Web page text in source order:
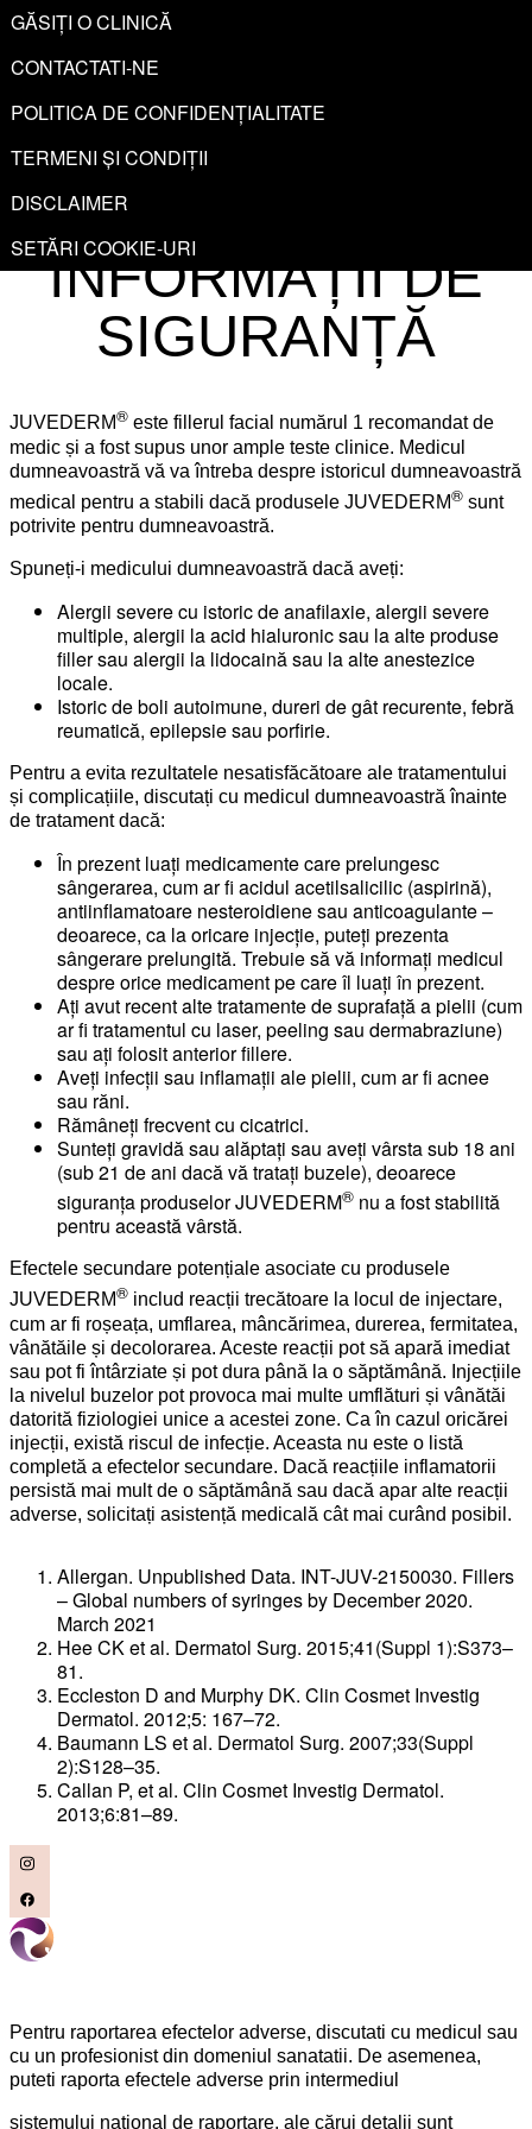
MENIU
Găsiți o clinică
JUVEDERM®
INFORMAȚII DE
SIGURANȚĂ
JUVEDERM® este fillerul facial numărul 1 recomandat de
medic și a fost supus unor ample teste clinice. Medicul
dumneavoastră vă va întreba despre istoricul dumneavoastră
medical pentru a stabili dacă produsele JUVEDERM® sunt
potrivite pentru dumneavoastră.
Spuneți-i medicului dumneavoastră dacă aveți:
Alergii severe cu istoric de anafilaxie, alergii severe
multiple, alergii la acid hialuronic sau la alte produse
filler sau alergii la lidocaină sau la alte anestezice
locale.
Istoric de boli autoimune, dureri de gât recurente, febră
reumatică, epilepsie sau porfirie.
Pentru a evita rezultatele nesatisfăcătoare ale tratamentului
și complicațiile, discutați cu medicul dumneavoastră înainte
de tratament dacă:
În prezent luați medicamente care prelungesc
sângerarea, cum ar fi acidul acetilsalicilic (aspirină),
antiinflamatoare nesteroidiene sau anticoagulante –
deoarece, ca la oricare injecție, puteți prezenta
sângerare prelungită. Trebuie să vă informați medicul
despre orice medicament pe care îl luați în prezent.
Ați avut recent alte tratamente de suprafață a pielii (cum
ar fi tratamentul cu laser, peeling sau dermabraziune)
sau ați folosit anterior fillere.
Aveți infecții sau inflamații ale pielii, cum ar fi acnee
sau răni.
Rămâneți frecvent cu cicatrici.
Sunteți gravidă sau alăptați sau aveți vârsta sub 18 ani
(sub 21 de ani dacă vă tratați buzele), deoarece
siguranța produselor JUVEDERM® nu a fost stabilită
pentru această vârstă.
Efectele secundare potențiale asociate cu produsele
JUVEDERM® includ reacții trecătoare la locul de injectare,
cum ar fi roșeața, umflarea, mâncărimea, durerea, fermitatea,
vânătăile și decolorarea. Aceste reacții pot să apară imediat
sau pot fi întârziate și pot dura până la o săptămână. Injecțiile
la nivelul buzelor pot provoca mai multe umflături și vânătăi
datorită fiziologiei unice a acestei zone. Ca în cazul oricărei
injecții, există riscul de infecție. Aceasta nu este o listă
completă a efectelor secundare. Dacă reacțiile inflamatorii
persistă mai mult de o săptămână sau dacă apar alte reacții
adverse, solicitați asistență medicală cât mai curând posibil.
Allergan. Unpublished Data. INT-JUV-2150030. Fillers
– Global numbers of syringes by December 2020.
March 2021
Hee CK et al. Dermatol Surg. 2015;41(Suppl 1):S373–
81.
Eccleston D and Murphy DK. Clin Cosmet Investig
Dermatol. 2012;5: 167–72.
Baumann LS et al. Dermatol Surg. 2007;33(Suppl
2):S128–35.
Callan P, et al. Clin Cosmet Investig Dermatol.
2013;6:81–89.
GĂSIȚI O CLINICĂ
CONTACTATI-NE
POLITICA DE CONFIDENȚIALITATE
TERMENI ȘI CONDIȚII
DISCLAIMER
SETĂRI COOKIE-URI
Pentru raportarea efectelor adverse, discutati cu medicul sau
cu un profesionist din domeniul sanatatii. De asemenea,
puteti raporta efectele adverse prin intermediul
sistemului naţional de raportare, ale cărui detalii sunt